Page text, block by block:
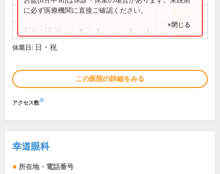
9:00～17:00 ●
に必ず医療機関に直接ご確認ください。
×閉じる
休業日: 日・祝
この医院の詳細をみる
アクセス数※
幸道眼科
所在地・電話番号